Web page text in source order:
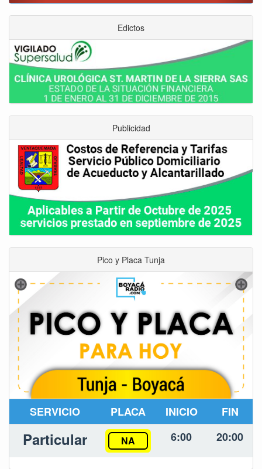
Edictos
Publicidad
Pico y Placa Tunja
SERVICIO PLACA INICIO FIN
Particular NA 6:00 20:00